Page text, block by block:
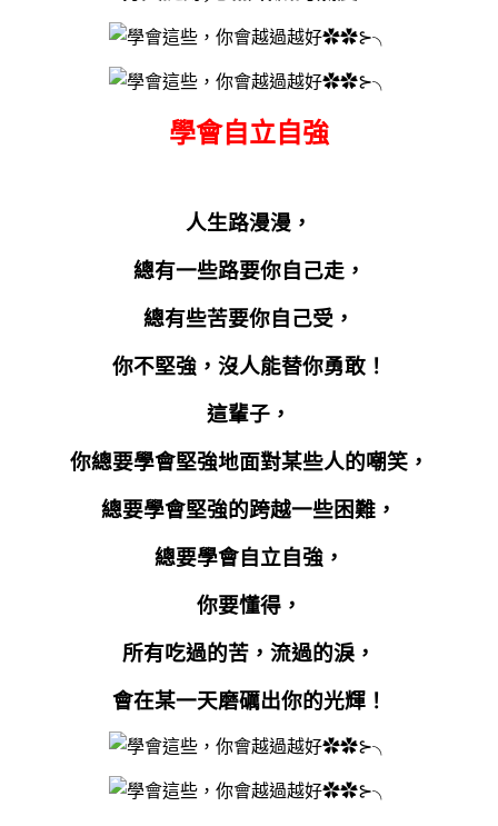
學會自立自強
人生路漫漫，
總有一些路要你自己走，
總有些苦要你自己受，
你不堅強，沒人能替你勇敢！
這輩子，
你總要學會堅強地面對某些人的嘲笑，
總要學會堅強的跨越一些困難，
總要學會自立自強，
你要懂得，
所有吃過的苦，流過的淚，
會在某一天磨礪出你的光輝！